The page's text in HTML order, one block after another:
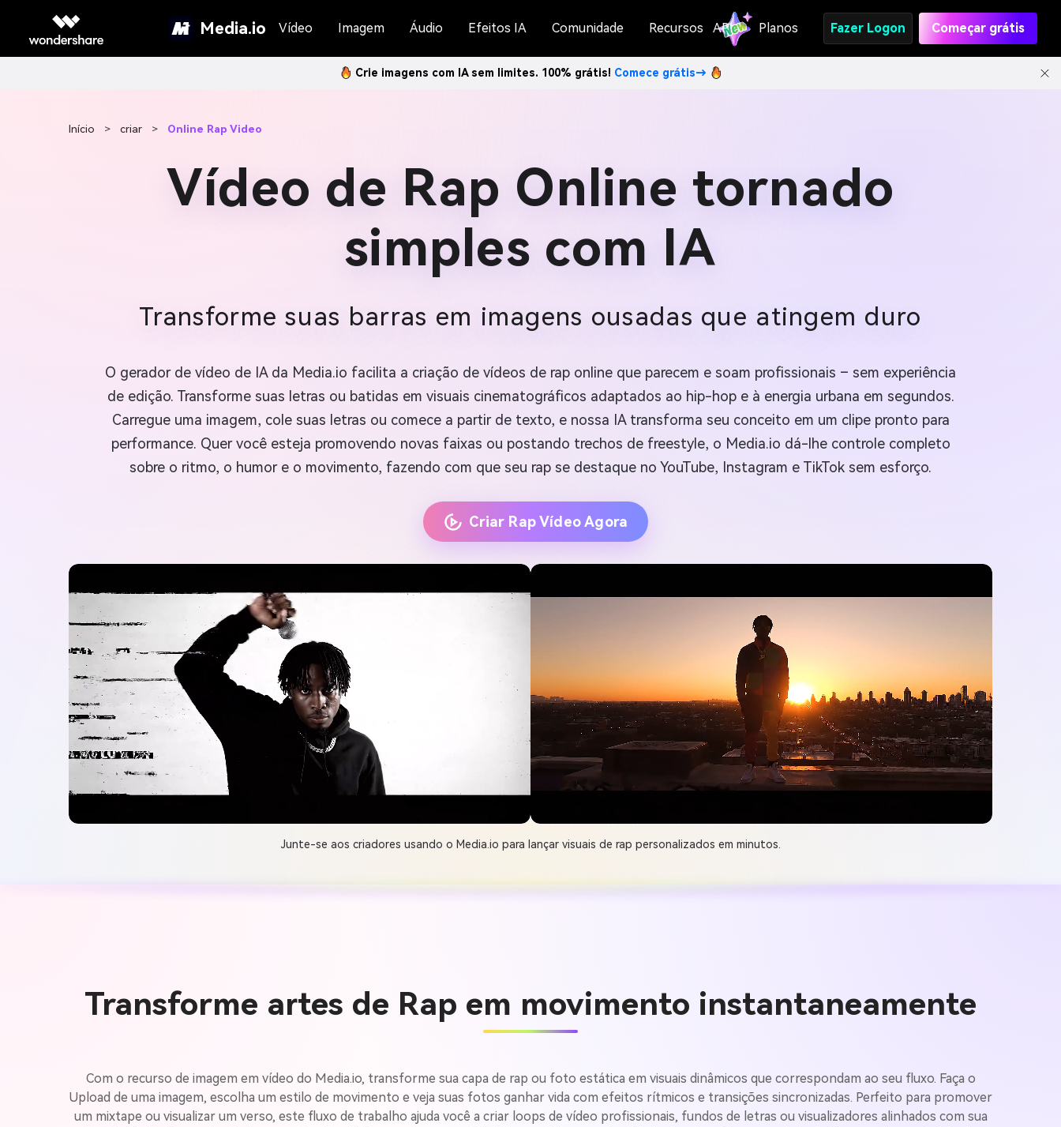
Media.io Vídeo Imagem Áudio Efeitos IA Comunidade Recursos API Planos Fazer Logon Começar grátis
Crie imagens com IA sem limites. 100% grátis! Comece grátis→
Início > criar > Online Rap Video
Vídeo de Rap Online tornado
simples com IA
Transforme suas barras em imagens ousadas que atingem duro
O gerador de vídeo de IA da Media.io facilita a criação de vídeos de rap online que parecem e soam profissionais – sem experiência
de edição. Transforme suas letras ou batidas em visuais cinematográficos adaptados ao hip-hop e à energia urbana em segundos.
Carregue uma imagem, cole suas letras ou comece a partir de texto, e nossa IA transforma seu conceito em um clipe pronto para
performance. Quer você esteja promovendo novas faixas ou postando trechos de freestyle, o Media.io dá-lhe controle completo
sobre o ritmo, o humor e o movimento, fazendo com que seu rap se destaque no YouTube, Instagram e TikTok sem esforço.
Criar Rap Vídeo Agora
Junte-se aos criadores usando o Media.io para lançar visuais de rap personalizados em minutos.
Transforme artes de Rap em movimento instantaneamente
Com o recurso de imagem em vídeo do Media.io, transforme sua capa de rap ou foto estática em visuais dinâmicos que correspondam ao seu fluxo. Faça o
Upload de uma imagem, escolha um estilo de movimento e veja suas fotos ganhar vida com efeitos rítmicos e transições sincronizadas. Perfeito para promover
um mixtape ou visualizar um verso, este fluxo de trabalho ajuda você a criar loops de vídeo profissionais, fundos de letras ou visualizadores alinhados com sua